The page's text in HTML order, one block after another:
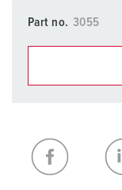
Part no. 3055
My list